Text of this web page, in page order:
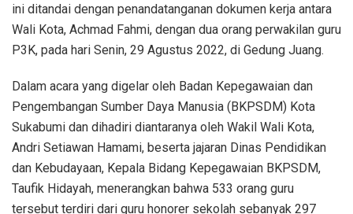
ini ditandai dengan penandatanganan dokumen kerja antara
Wali Kota, Achmad Fahmi, dengan dua orang perwakilan guru
P3K, pada hari Senin, 29 Agustus 2022, di Gedung Juang.
Dalam acara yang digelar oleh Badan Kepegawaian dan
Pengembangan Sumber Daya Manusia (BKPSDM) Kota
Sukabumi dan dihadiri diantaranya oleh Wakil Wali Kota,
Andri Setiawan Hamami, beserta jajaran Dinas Pendidikan
dan Kebudayaan, Kepala Bidang Kepegawaian BKPSDM,
Taufik Hidayah, menerangkan bahwa 533 orang guru
tersebut terdiri dari guru honorer sekolah sebanyak 297